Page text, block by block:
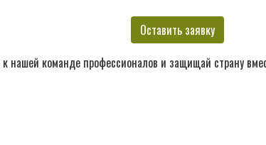
Оставить заявку
нашей команде профессионалов и защищай страну